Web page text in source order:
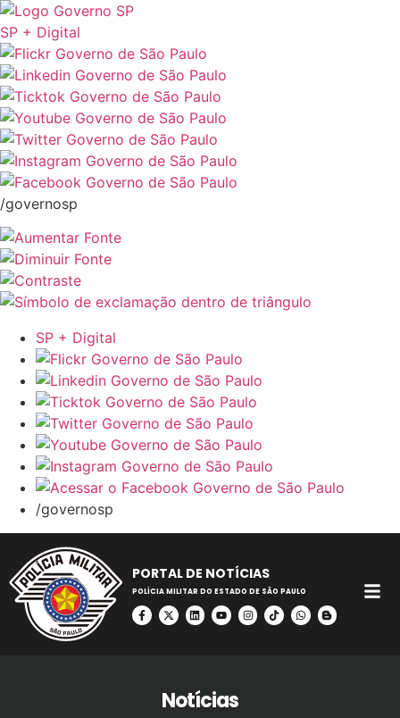
SP + Digital
/governosp
SP + Digital
/governosp
PORTAL DE NOTÍCIAS
POLÍCIA MILITAR DO ESTADO DE SÃO PAULO
Notícias